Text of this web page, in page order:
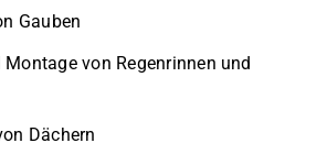
Gauben
von Regenrinnen und
Dächern